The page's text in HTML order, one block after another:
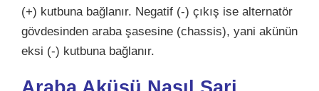
(+) kutbuna bağlanır. Negatif (-) çıkış ise alternatör
gövdesinden araba şasesine (chassis), yani akünün
eksi (-) kutbuna bağlanır.